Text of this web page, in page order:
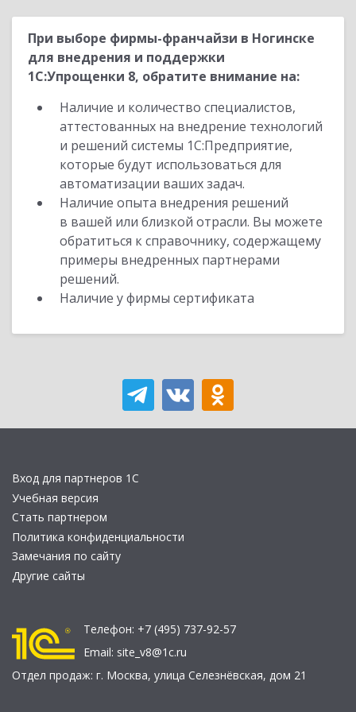
При выборе фирмы-франчайзи в Ногинске
для внедрения и поддержки
1С:Упрощенки 8, обратите внимание на:
Наличие и количество специалистов,
аттестованных на внедрение технологий
и решений системы 1С:Предприятие,
которые будут использоваться для
автоматизации ваших задач.
Наличие опыта внедрения решений
в вашей или близкой отрасли. Вы можете
обратиться к справочнику, содержащему
примеры внедренных партнерами
решений.
Наличие у фирмы сертификата
Вход для партнеров 1С
Учебная версия
Стать партнером
Политика конфиденциальности
Замечания по сайту
Другие сайты
Телефон: +7 (495) 737-92-57
Email: site_v8@1c.ru
Отдел продаж: г. Москва, улица Селезнёвская, дом 21